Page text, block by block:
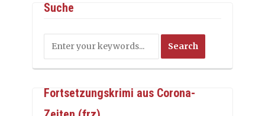
Suche
Fortsetzungskrimi aus Corona-